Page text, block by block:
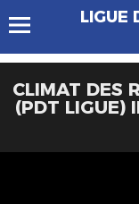
LIGUE
CLIMAT DES
(PDT LIGUE)